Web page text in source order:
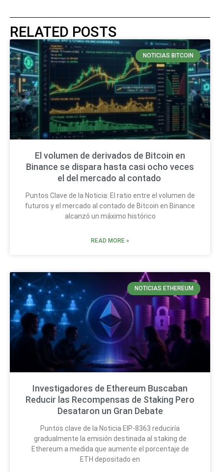
RELATED POSTS
NOTICIAS BITCOIN
El volumen de derivados de Bitcoin en
Binance se dispara hasta casi ocho veces
el del mercado al contado
Puntos Clave de la Noticia: El ratio entre el volumen de
futuros y el mercado al contado de Bitcoin en Binance
alcanzó un máximo histórico
READ MORE »
NOTICIAS ETHEREUM
Investigadores de Ethereum Buscaban
Reducir las Recompensas de Staking Pero
Desataron un Gran Debate
Puntos clave de la Noticia EIP-8363 reduciría
gradualmente la emisión destinada al staking de
Ethereum a medida que aumente el porcentaje de
ETH depositado en